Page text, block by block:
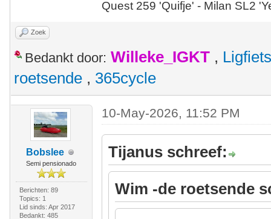
Quest 259 'Quifje' - Milan SL2
Zoek
Bedankt door: Willeke_IGKT ,
roetsende , 365cycle
Bobslee
Semi pensionado
Berichten: 89
Topics: 1
Lid sinds: Apr 2017
Bedankt: 485
10-May-2026, 11:52 PM
Tijanus schreef:
Wim -de roetsende